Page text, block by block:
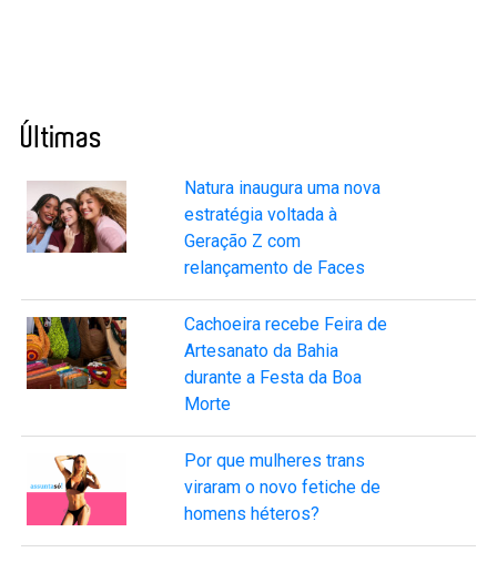
Últimas
Natura inaugura uma nova
estratégia voltada à
Geração Z com
relançamento de Faces
Cachoeira recebe Feira de
Artesanato da Bahia
durante a Festa da Boa
Morte
Por que mulheres trans
viraram o novo fetiche de
homens héteros?